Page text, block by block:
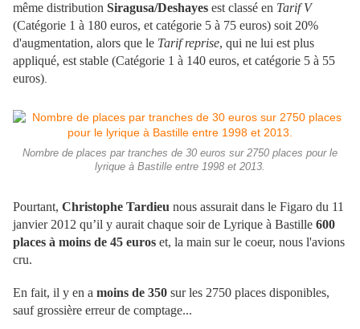
même distribution Siragusa/Deshayes est classé en Tarif V
(Catégorie 1 à 180 euros, et catégorie 5 à 75 euros) soit 20%
d'augmentation, alors que le Tarif reprise, qui ne lui est plus
appliqué, est stable (Catégorie 1 à 140 euros, et catégorie 5 à 55
euros)
Nombre de places par tranches de 30 euros sur 2750 places pour le
lyrique à Bastille entre 1998 et 2013.
Pourtant, Christophe Tardieu nous assurait dans le Figaro du 11
janvier 2012 qu’il y aurait chaque soir de Lyrique à Bastille 600
places à moins de 45 euros et, la main sur le coeur, nous l'avions
cru.
En fait, il y en a moins de 350 sur les 2750 places disponibles,
sauf grossière erreur de comptage...